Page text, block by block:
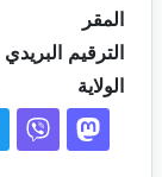
المقر
الترقيم البريدي
الولاية